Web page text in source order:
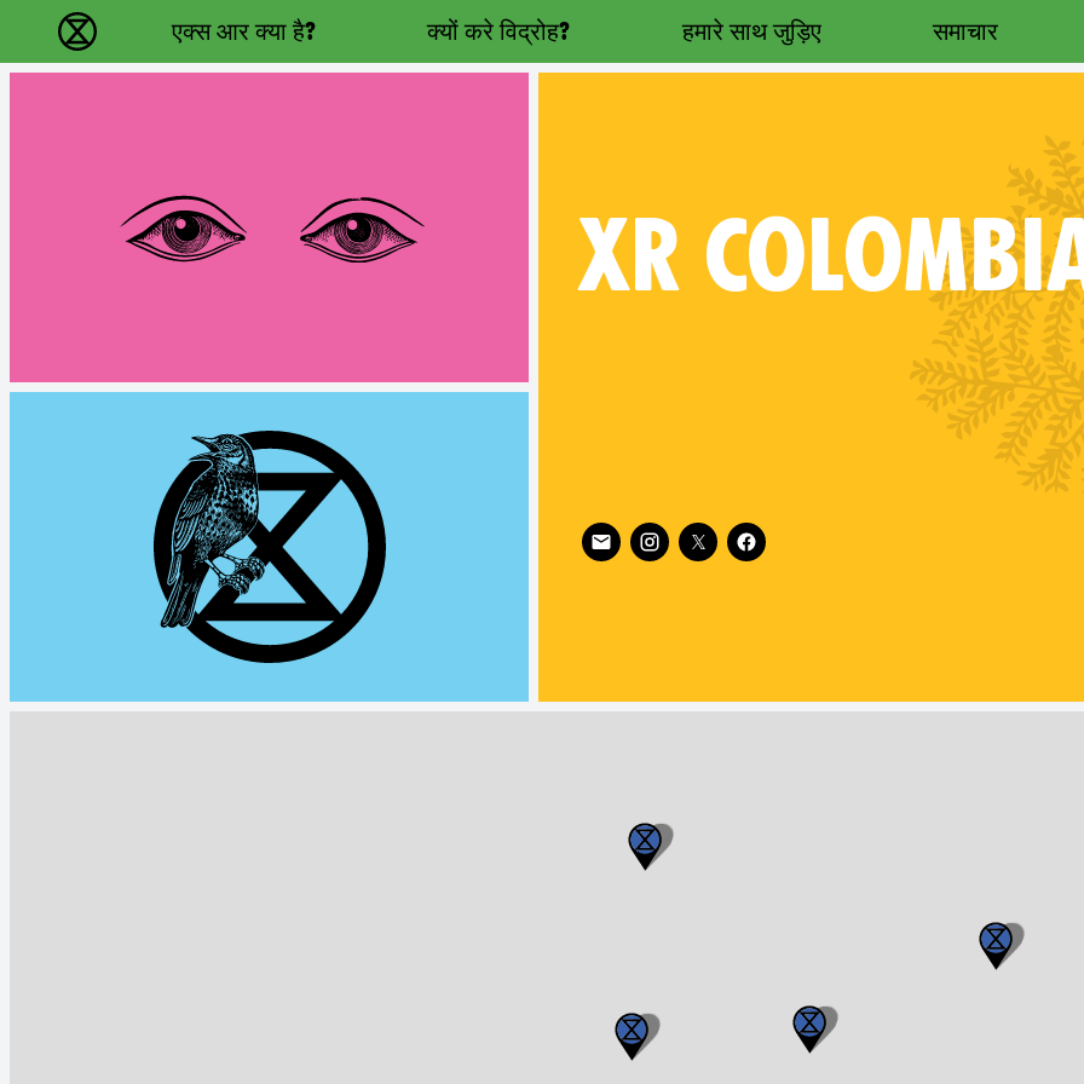
विलुप्ति विद्रोह - Home
एक्स आर क्या है? क्यों करे विद्रोह? हमारे साथ जुड़िए समाचार
XR
Follow XR Colombia on